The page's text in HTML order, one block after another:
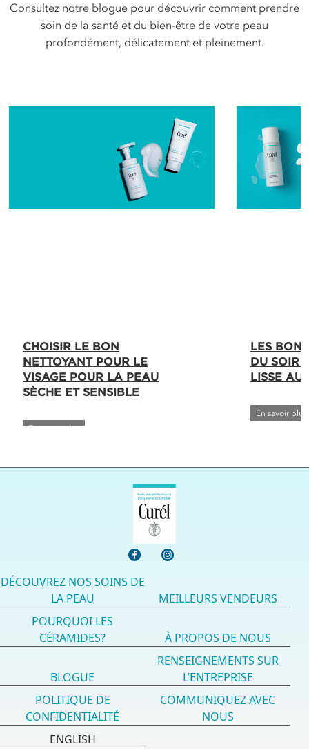
Consultez notre blogue pour découvrir comment prendre
soin de la santé et du bien-être de votre peau
profondément, délicatement et pleinement.
CHOISIR LE BON
NETTOYANT POUR LE
VISAGE POUR LA PEAU
SÈCHE ET SENSIBLE
En savoir plus
LES
DU SOIR
LISSE AU
En savoir plus
DÉCOUVREZ NOS SOINS DE
LA PEAU
MEILLEURS VENDEURS
POURQUOI LES
CÉRAMIDES?
À PROPOS DE NOUS
BLOGUE
RENSEIGNEMENTS SUR
L’ENTREPRISE
POLITIQUE DE
CONFIDENTIALITÉ
COMMUNIQUEZ AVEC
NOUS
ENGLISH